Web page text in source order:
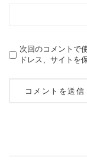
次回のコメントで
ドレス、サイトを